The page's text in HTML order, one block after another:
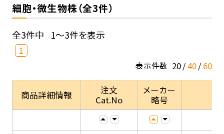
細胞・微生物株（全3件）
全3件中 1～3件を表示
1
表示件数 20 40 60
商品詳細情報
注文
Cat.No
メーカー
略号